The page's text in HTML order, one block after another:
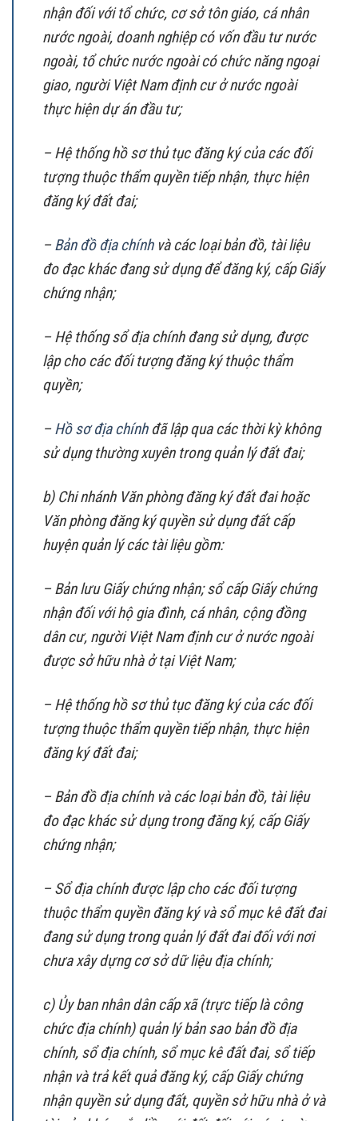
nhận đối với tổ chức, cơ sở tôn giáo, cá nhân
nước ngoài, doanh nghiệp có vốn đầu tư nước
ngoài, tổ chức nước ngoài có chức năng ngoại
giao, người Việt Nam định cư ở nước ngoài
thực hiện dự án đầu tư;
– Hệ thống hồ sơ thủ tục đăng ký của các đối
tượng thuộc thẩm quyền tiếp nhận, thực hiện
đăng ký đất đai;
– Bản đồ địa chínhvà các loại bản đồ, tài liệu
đo đạc khác đang sử dụng để đăng ký, cấp Giấy
chứng nhận;
– Hệ thống sổ địa chính đang sử dụng, được
lập cho các đối tượng đăng ký thuộc thẩm
quyền;
– Hồ sơ địa chínhđã lập qua các thời kỳ không
sử dụng thường xuyên trong quản lý đất đai;
b) Chi nhánh Văn phòng đăng ký đất đai hoặc
Văn phòng đăng ký quyền sử dụng đất cấp
huyện quản lý các tài liệu gồm:
– Bản lưu Giấy chứng nhận; sổ cấp Giấy chứng
nhận đối với hộ gia đình, cá nhân, cộng đồng
dân cư, người Việt Nam định cư ở nước ngoài
được sở hữu nhà ở tại Việt Nam;
– Hệ thống hồ sơ thủ tục đăng ký của các đối
tượng thuộc thẩm quyền tiếp nhận, thực hiện
đăng ký đất đai;
– Bản đồ địa chính và các loại bản đồ, tài liệu
đo đạc khác sử dụng trong đăng ký, cấp Giấy
chứng nhận;
– Sổ địa chính được lập cho các đối tượng
thuộc thẩm quyền đăng ký và sổ mục kê đất đai
đang sử dụng trong quản lý đất đai đối với nơi
chưa xây dựng cơ sở dữ liệu địa chính;
c) Ủy ban nhân dân cấp xã (trực tiếp là công
chức địa chính) quản lý bản sao bản đồ địa
chính, sổ địa chính, sổ mục kê đất đai, sổ tiếp
nhận và trả kết quả đăng ký, cấp Giấy chứng
nhận quyền sử dụng đất, quyền sở hữu nhà ở và